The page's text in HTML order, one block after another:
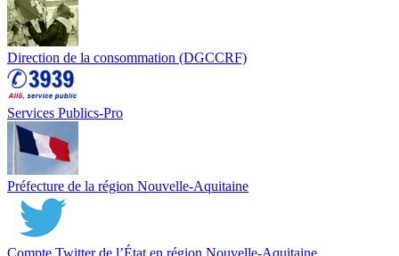
Direction de la consommation (DGCCRF)
Services Publics-Pro
Préfecture de la région Nouvelle-Aquitaine
Compte Twitter de l’État en région Nouvelle-Aquitaine